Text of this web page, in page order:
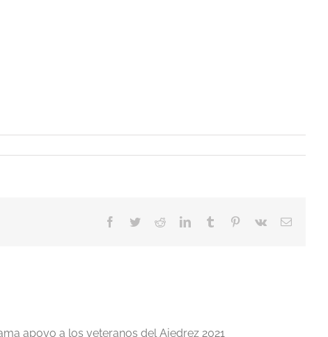
Facebook
TwitterRedditLinkedInTumblr Pinterest
Vk
Correo
apoyo a los veteranos del Ajedrez 2021